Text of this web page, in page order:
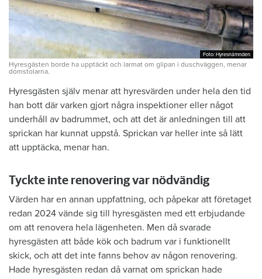
Foto: Hyresnämnden
Foto: Hyresnämnden
Hyresgästen borde ha upptäckt och larmat om glipan i duschväggen, menar
domstolarna.
Hyresgästen själv menar att hyresvärden under hela den tid
han bott där varken gjort några inspektioner eller något
underhåll av badrummet, och att det är anledningen till att
sprickan har kunnat uppstå. Sprickan var heller inte så lätt
att upptäcka, menar han.
Tyckte inte renovering var nödvändig
Värden har en annan uppfattning, och påpekar att företaget
redan 2024 vände sig till hyresgästen med ett erbjudande
om att renovera hela lägenheten. Men då svarade
hyresgästen att både kök och badrum var i funktionellt
skick, och att det inte fanns behov av någon renovering.
Hade hyresgästen redan då varnat om sprickan hade